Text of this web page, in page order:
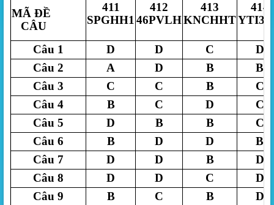
MÃ ĐỀ
CÂU
411
SPGHH1
412
46PVLH
413
KNCHHT
414
Câu 1 D D C
D
Câu 2
A D B
B
Câu 3
C C B
C
Câu 4
B C D
C
Câu 5
D B B
C
Câu 6
B D D
B
Câu 7
D D B
D
Câu 8
D D C
D
Câu 9
B C B
D